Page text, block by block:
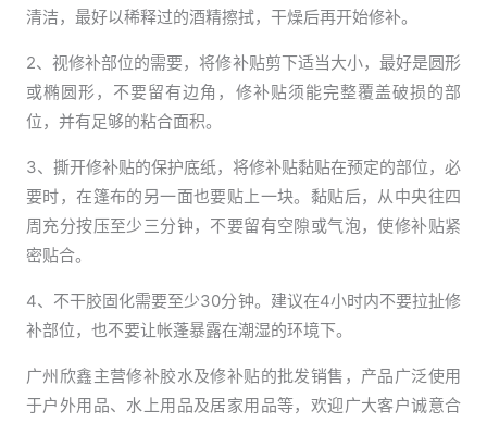
清洁，最好以稀释过的酒精擦拭，干燥后再开始修补。
2、视修补部位的需要，将修补贴剪下适当大小，最好是圆形
或椭圆形，不要留有边角，修补贴须能完整覆盖破损的部
位，并有足够的粘合面积。
3、撕开修补贴的保护底纸，将修补贴黏贴在预定的部位，必
要时，在篷布的另一面也要贴上一块。黏贴后，从中央往四
周充分按压至少三分钟，不要留有空隙或气泡，使修补贴紧
密贴合。
4、不干胶固化需要至少30分钟。建议在4小时内不要拉扯修
补部位，也不要让帐蓬暴露在潮湿的环境下。
广州欣鑫主营修补胶水及修补贴的批发销售，产品广泛使用
于户外用品、水上用品及居家用品等，欢迎广大客户诚意合